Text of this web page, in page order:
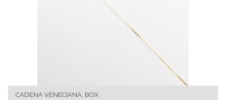
CADENA VENECIANA, BOX